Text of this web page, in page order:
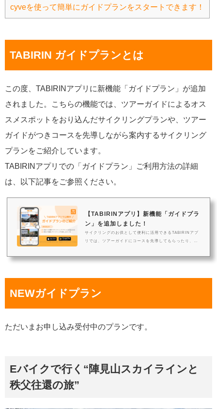
cyveを使って簡単にガイドプランをスタートできます！
TABIRIN ガイドプランとは
この度、TABIRINアプリに新機能「ガイドプラン」が追加
されました。こちらの機能では、ツアーガイドによるオス
スメスポットをおり込んだサイクリングプランや、ツアー
ガイドがつきコースを先導しながら案内するサイクリング
プランをご紹介しています。
TABIRINアプリでの「ガイドプラン」ご利用方法の詳細
は、以下記事をご参照ください。
【TABIRINアプリ】新機能「ガイドプラ
ン」を追加しました！
サイクリングのお供として便利に活用できるTABIRINアプ
リでは、ツアーガイドにコースを先導してもらったり、ツ
ン』をご案内しています！ガイドプランとはツアーガイド
が、ガイドの案内付きで走ることもできるのでエリアの魅
力をたっぷり知ることができそうですね。サイクリングを
NEWガイドプラン
ただいまお申し込み受付中のプランです。
Eバイクで行く“陣見山スカイラインと
秩父往還の旅”